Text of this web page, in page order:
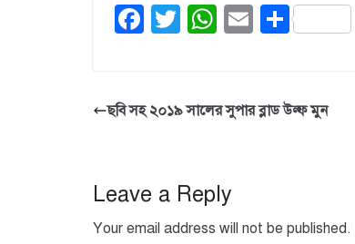
F
e
o
k
T
er
W
s
p
E S
e
ছবি সহ ২০১৯ সালের সুপার ব্লাড উল্ফ মুন
Leave a Reply
Your email address will not be published.